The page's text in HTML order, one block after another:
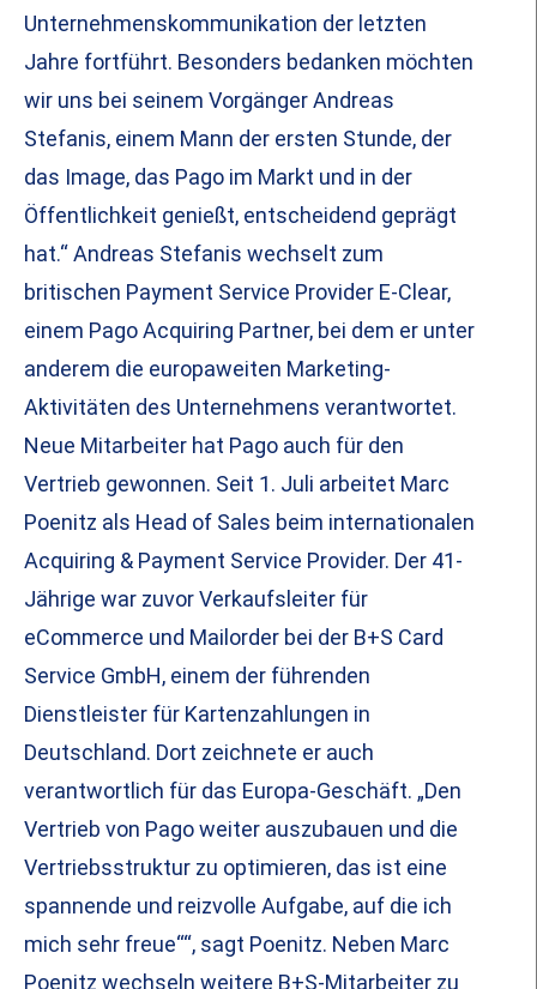
Unternehmenskommunikation der letzten
Jahre fortführt. Besonders bedanken möchten
wir uns bei seinem Vorgänger Andreas
Stefanis, einem Mann der ersten Stunde, der
das Image, das Pago im Markt und in der
Öffentlichkeit genießt, entscheidend geprägt
hat.“ Andreas Stefanis wechselt zum
britischen Payment Service Provider E-Clear,
einem Pago Acquiring Partner, bei dem er unter
anderem die europaweiten Marketing-
Aktivitäten des Unternehmens verantwortet.
Neue Mitarbeiter hat Pago auch für den
Vertrieb gewonnen. Seit 1. Juli arbeitet Marc
Poenitz als Head of Sales beim internationalen
Acquiring & Payment Service Provider. Der 41-
Jährige war zuvor Verkaufsleiter für
eCommerce und Mailorder bei der B+S Card
Service GmbH, einem der führenden
Dienstleister für Kartenzahlungen in
Deutschland. Dort zeichnete er auch
verantwortlich für das Europa-Geschäft. „Den
Vertrieb von Pago weiter auszubauen und die
Vertriebsstruktur zu optimieren, das ist eine
spannende und reizvolle Aufgabe, auf die ich
mich sehr freue““, sagt Poenitz. Neben Marc
Poenitz wechseln weitere B+S-Mitarbeiter zu